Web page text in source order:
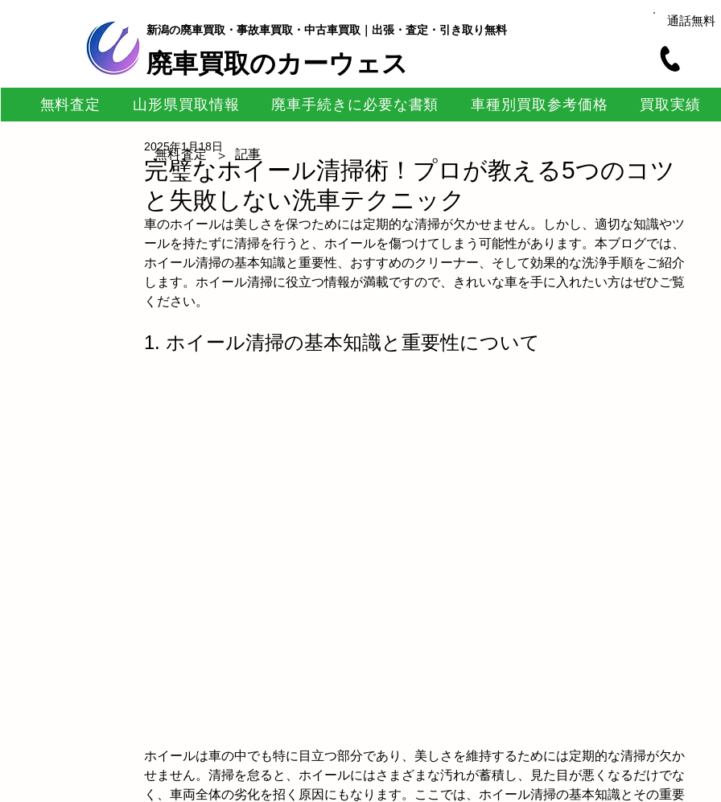
新潟の廃車買取・事故車買取・中古車買取｜出張・査定・引き取り無料
​廃車買取のカーウェス
通話無料
無料査定 山形県買取情報 廃車手続きに必要な書類 車種別買取参考価格 買取実績
完璧なホイール清掃術！プロが教える5つのコツ
と失敗しない洗車テクニック
2025年1月18日
車のホイールは美しさを保つためには定期的な清掃が欠かせません。しかし、適切な知識やツ
ールを持たずに清掃を行うと、ホイールを傷つけてしまう可能性があります。本ブログでは、
ホイール清掃の基本知識と重要性、おすすめのクリーナー、そして効果的な洗浄手順をご紹介
します。ホイール清掃に役立つ情報が満載ですので、きれいな車を手に入れたい方はぜひご覧
ください。
1. ホイール清掃の基本知識と重要性について
ホイールは車の中でも特に目立つ部分であり、美しさを維持するためには定期的な清掃が欠か
せません。清掃を怠ると、ホイールにはさまざまな汚れが蓄積し、見た目が悪くなるだけでな
く、車両全体の劣化を招く原因にもなります。ここでは、ホイール清掃の基本知識とその重要
無料査定 > 記事